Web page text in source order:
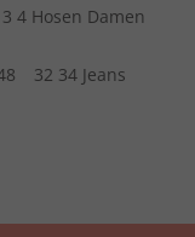
3 4 Hosen Damen
32 34 Jeans